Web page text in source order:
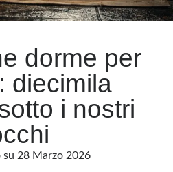
dorme per
diecimila
i nostri
su 28 Marzo 2026